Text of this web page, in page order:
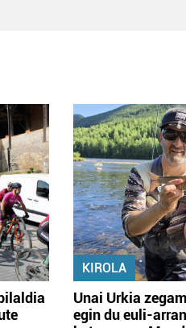
KIROLA
Unai Urkia
egin du euli-